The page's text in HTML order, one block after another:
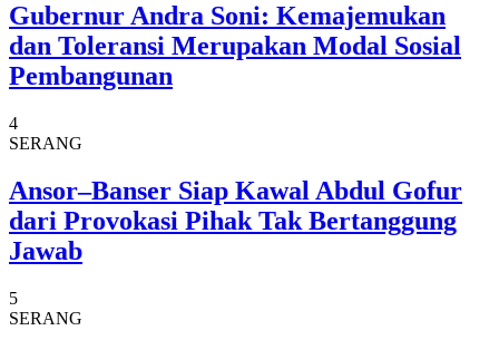
Gubernur Andra Soni: Kemajemukan
dan Toleransi Merupakan Modal Sosial
Pembangunan
4
SERANG
Ansor–Banser Siap Kawal Abdul Gofur
dari Provokasi Pihak Tak Bertanggung
Jawab
5
SERANG